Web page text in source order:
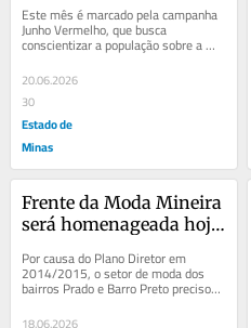
Este mês é marcado pela campanha
Junho Vermelho, que busca
conscientizar a população sobre a
importância da doação de sangue. Só
quem precisou...
20.06.2026
30
Estado de
Minas
Frente da Moda Mineira
será homenageada hoje
Por causa do Plano Diretor em
2014/2015, o setor de moda dos
bairros Prado e Barro Preto precisou
fazer um estudo para a Área de
Diretrizes Especiais...
18.06.2026